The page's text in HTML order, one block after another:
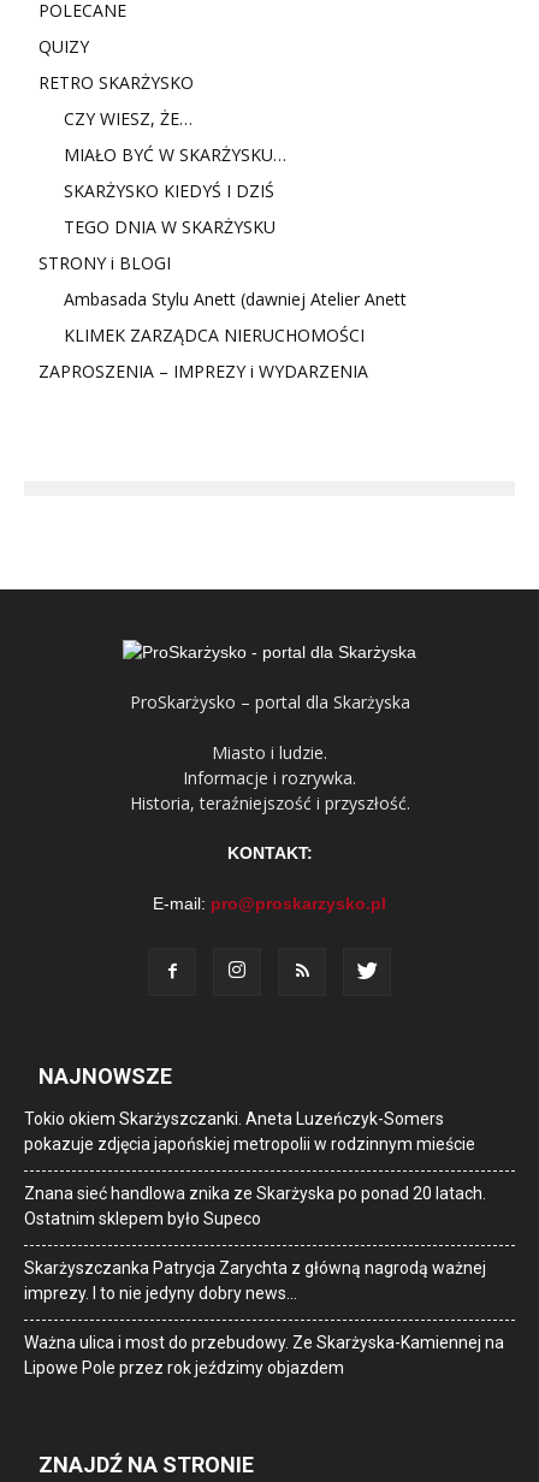
POLECANE
QUIZY
RETRO SKARŻYSKO
CZY WIESZ, ŻE…
MIAŁO BYĆ W SKARŻYSKU…
SKARŻYSKO KIEDYŚ I DZIŚ
TEGO DNIA W SKARŻYSKU
STRONY i BLOGI
Ambasada Stylu Anett (dawniej Atelier Anett
KLIMEK ZARZĄDCA NIERUCHOMOŚCI
ZAPROSZENIA – IMPREZY i WYDARZENIA
ProSkarżysko – portal dla Skarżyska
Miasto i ludzie.
Informacje i rozrywka.
Historia, teraźniejszość i przyszłość.
KONTAKT:
E-mail: pro@proskarzysko.pl
NAJNOWSZE
Tokio okiem Skarżyszczanki. Aneta Luzeńczyk-Somers
pokazuje zdjęcia japońskiej metropolii w rodzinnym mieście
Znana sieć handlowa znika ze Skarżyska po ponad 20 latach.
Ostatnim sklepem było Supeco
Skarżyszczanka Patrycja Zarychta z główną nagrodą ważnej
imprezy. I to nie jedyny dobry news…
Ważna ulica i most do przebudowy. Ze Skarżyska-Kamiennej na
Lipowe Pole przez rok jeździmy objazdem
ZNAJDŹ NA STRONIE